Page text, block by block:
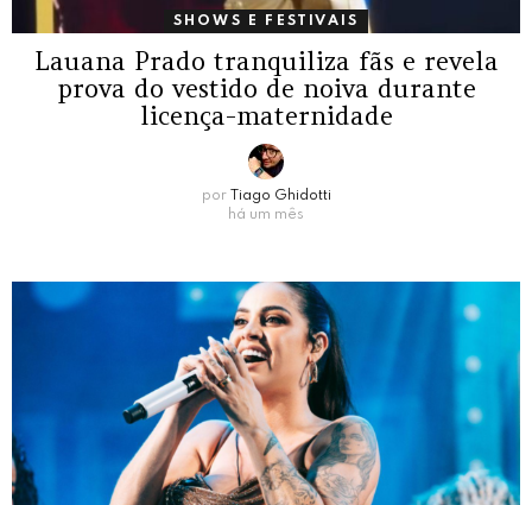
SHOWS E FESTIVAIS
Lauana Prado tranquiliza fãs e revela
prova do vestido de noiva durante
licença-maternidade
por
Tiago Ghidotti
há um mês